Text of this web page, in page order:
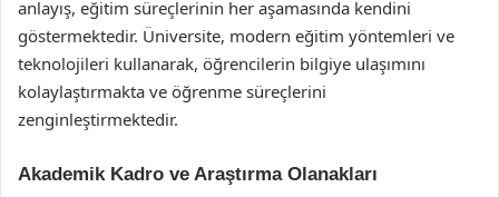
anlayış, eğitim süreçlerinin her aşamasında kendini
göstermektedir. Üniversite, modern eğitim yöntemleri ve
teknolojileri kullanarak, öğrencilerin bilgiye ulaşımını
kolaylaştırmakta ve öğrenme süreçlerini
zenginleştirmektedir.
Akademik Kadro ve Araştırma Olanakları